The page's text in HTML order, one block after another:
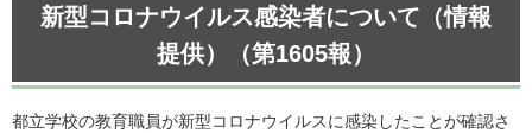
新型コロナウイルス感染者について（情報
提供）（第1605報）
都立学校の教育職員が新型コロナウイルスに感染したことが確認さ